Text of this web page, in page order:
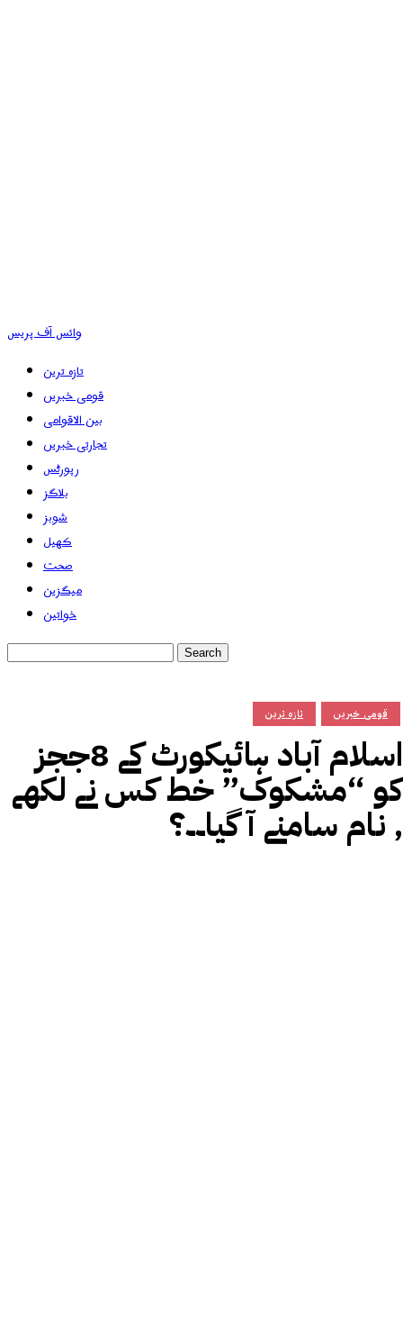
وائس آف پریس
تازہ ترین
قومی خبریں
بین الاقوامی
تجارتی خبریں
رپورٹس
بلاگز
شوبز
کھیل
صحت
میگزین
خواتین
تازہ ترین قومی خبریں
اسلام آباد ہائیکورٹ کے 8ججز
کو “مشکوک” خط کس نے لکھے
, نام سامنے آ گیا۔۔؟